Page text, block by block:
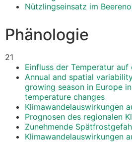
Nützlingseinsatz im
Phänologie
21
Einfluss der Temperatur
Annual and spatial
growing season in Europe
temperature changes
Klimawandelauswirkungen
Prognosen des regionalen
Zunehmende
Klimawandelauswirkungen